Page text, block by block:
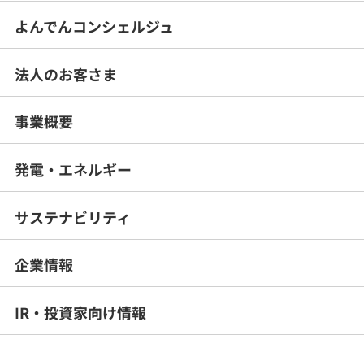
よんでんコンシェルジュ
法人のお客さま
事業概要
発電・エネルギー
サステナビリティ
企業情報
IR・投資家向け情報